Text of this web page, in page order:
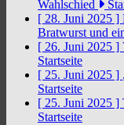
Wahlschied
[ 28. Juni 2025 ]
Bratwurst und
[ 26. Juni 2025 ]
Startseite
[ 25. Juni 2025 ]
Startseite
[ 25. Juni 2025 ]
Startseite